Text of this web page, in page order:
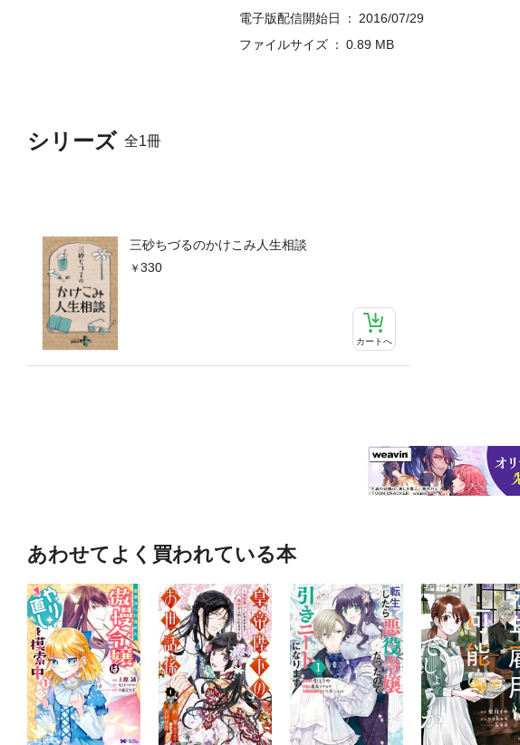
シリーズ 全1冊
三砂ちづるのかけこみ人生相談
330
カートへ
は、幻冬舎plus（http://www.gentosha.jp）で、
談」の三砂ちづるさんの回をまとめたものです。
電子版配信開始日
2016/07/29
ファイルサイズ
0.89 MB
あわせてよく買われている本